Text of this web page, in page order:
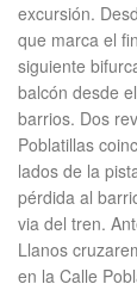
excursión.
que marca el
siguiente
balcón desde
barrios. Dos
Poblatillas
lados de la
pérdida al
via del tren.
Llanos
en la Calle